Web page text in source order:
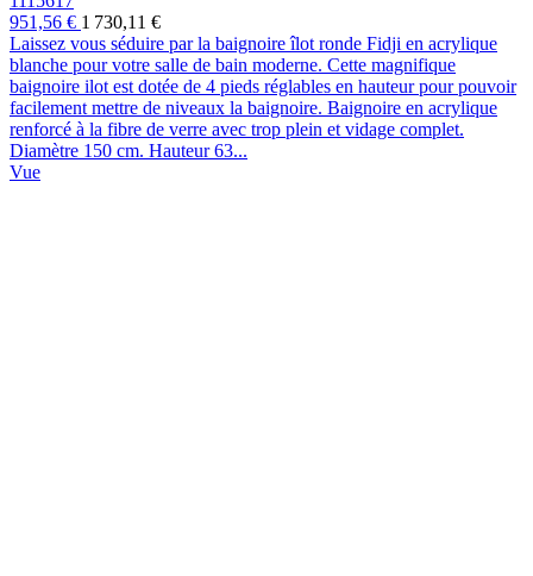
951,56 € 1 730,11 €
Laissez vous séduire par la baignoire îlot ronde Fidji en acrylique
blanche pour votre salle de bain moderne. Cette magnifique
baignoire ilot est dotée de 4 pieds réglables en hauteur pour pouvoir
facilement mettre de niveaux la baignoire. Baignoire en acrylique
renforcé à la fibre de verre avec trop plein et vidage complet.
Diamètre 150 cm. Hauteur 63...
Vue